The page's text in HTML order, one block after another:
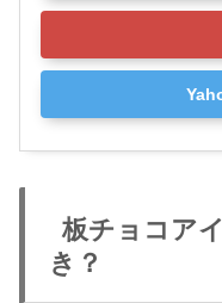
板チョコア
き？